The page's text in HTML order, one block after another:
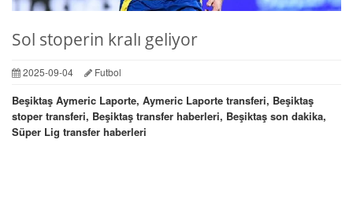
Sol stoperin kralı geliyor
2025-09-04 Futbol
Beşiktaş Aymeric Laporte, Aymeric Laporte transferi, Beşiktaş
stoper transferi, Beşiktaş transfer haberleri, Beşiktaş son dakika,
Süper Lig transfer haberleri